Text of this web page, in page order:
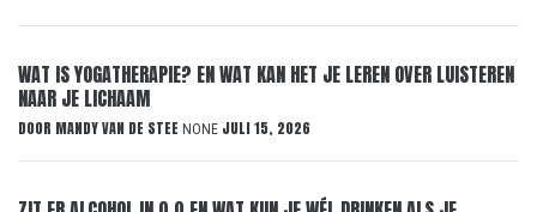
WAT IS YOGATHERAPIE? EN WAT KAN HET JE LEREN OVER LUISTEREN
NAAR JE LICHAAM
DOOR MANDY VAN DE STEE NONE JULI 15, 2026